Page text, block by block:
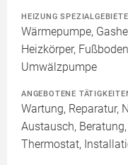
HEIZUNG SPEZIALGEBIETE
Wärmepumpe,
Heizkörper,
Umwälzpumpe
ANGEBOTENE
Wartung, Reparatur,
Austausch,
Thermostat,